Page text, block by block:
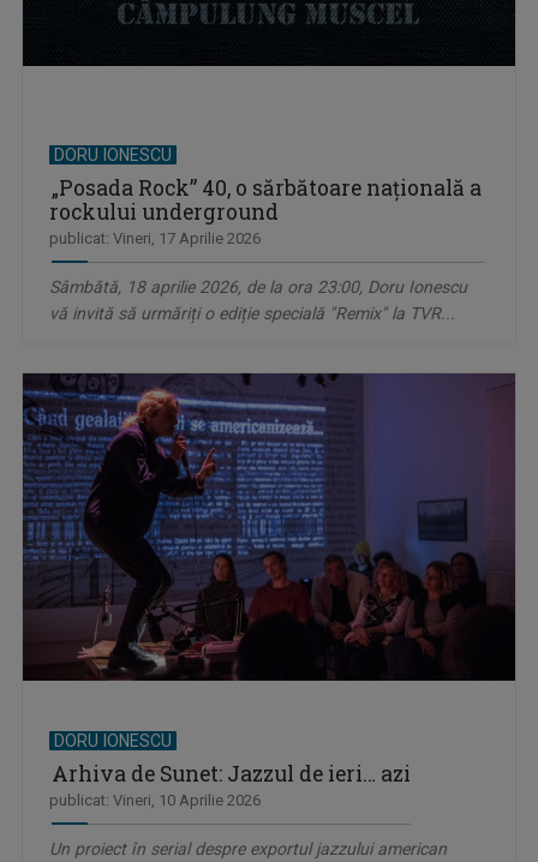
DORU IONESCU
„Posada Rock” 40, o sărbătoare națională a
rockului underground
publicat: Vineri, 17 Aprilie 2026
Sâmbătă, 18 aprilie 2026, de la ora 23:00, Doru Ionescu
vă invită să urmăriți o ediție specială "Remix" la TVR...
DORU IONESCU
Arhiva de Sunet: Jazzul de ieri… azi
publicat: Vineri, 10 Aprilie 2026
Un proiect în serial despre exportul jazzului american